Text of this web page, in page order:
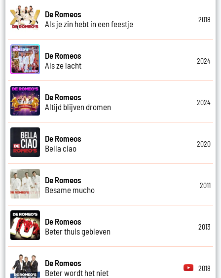
De Romeos
Als je zin hebt in een feestje
2018
De Romeos
Als ze lacht
2024
De Romeos
Altijd blijven dromen
2024
De Romeos
Bella ciao
2020
De Romeos
Besame mucho
2011
De Romeos
Beter thuis gebleven
2013
De Romeos
Beter wordt het niet
2018